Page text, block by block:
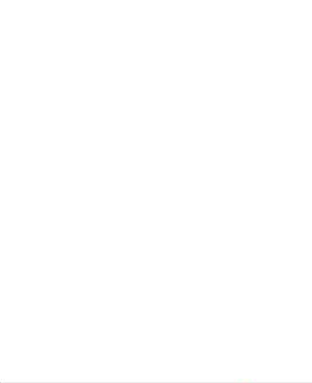
令和08年度 生活習慣病
1件から20